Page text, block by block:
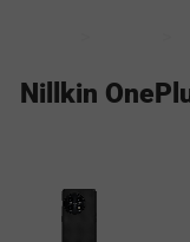
Nillkin